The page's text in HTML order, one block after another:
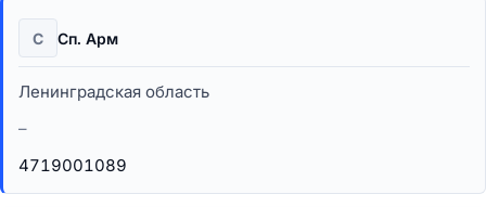
С Сп. Арм
Ленинградская область
–
4719001089